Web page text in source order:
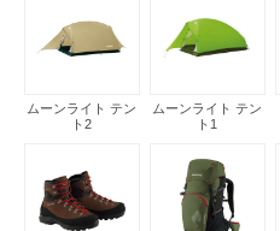
ムーンライト テン
ト2
ムーンライト テン
ト1